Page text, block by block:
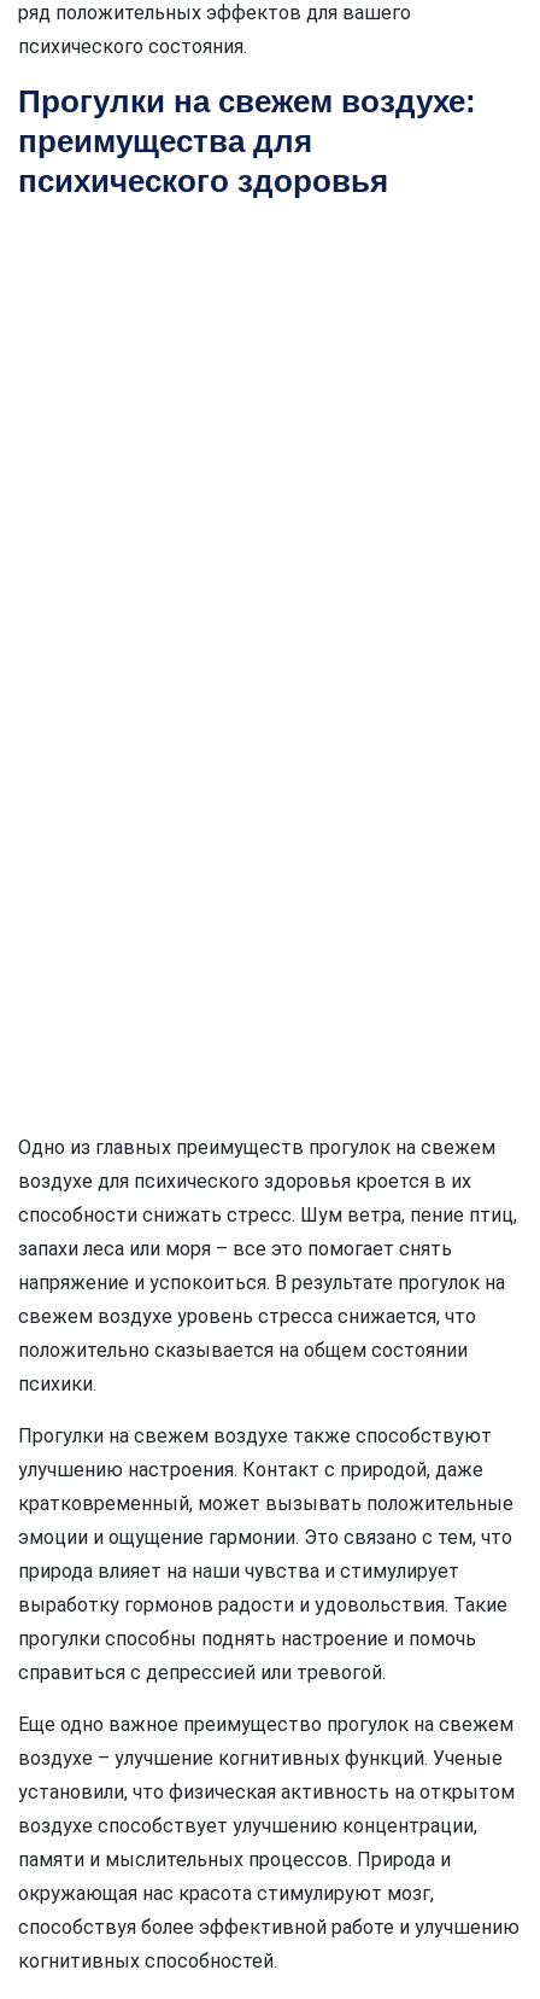
ряд положительных эффектов для вашего
психического состояния.
Прогулки на свежем воздухе:
преимущества для
психического здоровья
Одно из главных преимуществ прогулок на свежем
воздухе для психического здоровья кроется в их
способности снижать стресс. Шум ветра, пение птиц,
запахи леса или моря – все это помогает снять
напряжение и успокоиться. В результате прогулок на
свежем воздухе уровень стресса снижается, что
положительно сказывается на общем состоянии
психики.
Прогулки на свежем воздухе также способствуют
улучшению настроения. Контакт с природой, даже
кратковременный, может вызывать положительные
эмоции и ощущение гармонии. Это связано с тем, что
природа влияет на наши чувства и стимулирует
выработку гормонов радости и удовольствия. Такие
прогулки способны поднять настроение и помочь
справиться с депрессией или тревогой.
Еще одно важное преимущество прогулок на свежем
воздухе – улучшение когнитивных функций. Ученые
установили, что физическая активность на открытом
воздухе способствует улучшению концентрации,
памяти и мыслительных процессов. Природа и
окружающая нас красота стимулируют мозг,
способствуя более эффективной работе и улучшению
когнитивных способностей.